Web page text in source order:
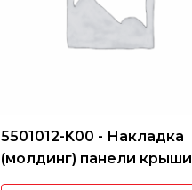
5501012-K00 - Накладка
(молдинг) панели крыши
правый короткий hover